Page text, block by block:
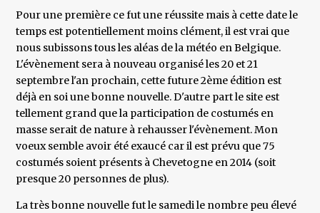
Pour une première ce fut une réussite mais à cette date le
temps est potentiellement moins clément, il est vrai que
nous subissons tous les aléas de la météo en Belgique.
L'évènement sera à nouveau organisé les 20 et 21
septembre l'an prochain, cette future 2ème édition est
déjà en soi une bonne nouvelle. D'autre part le site est
tellement grand que la participation de costumés en
masse serait de nature à rehausser l'évènement. Mon
voeux semble avoir été exaucé car il est prévu que 75
costumés soient présents à Chevetogne en 2014 (soit
presque 20 personnes de plus).
La très bonne nouvelle fut le samedi le nombre peu élevé